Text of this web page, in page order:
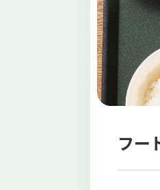
フー